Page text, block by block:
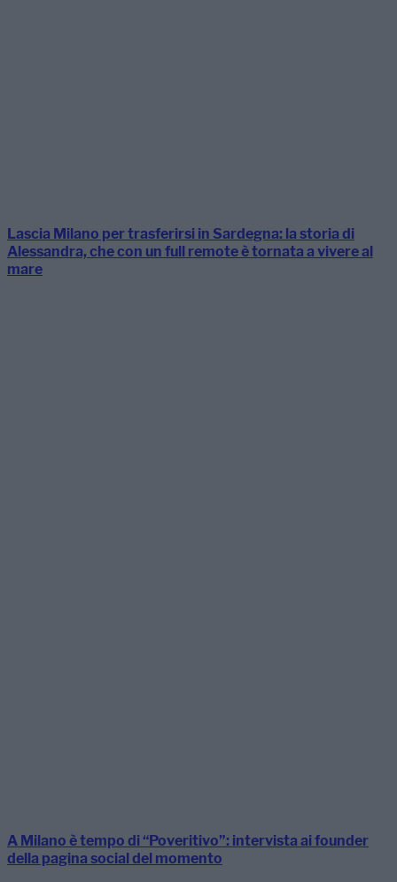
Lascia Milano per trasferirsi in Sardegna: la storia di
Alessandra, che con un full remote è tornata a vivere al
mare
A Milano è tempo di “Poveritivo”: intervista ai founder
della pagina social del momento